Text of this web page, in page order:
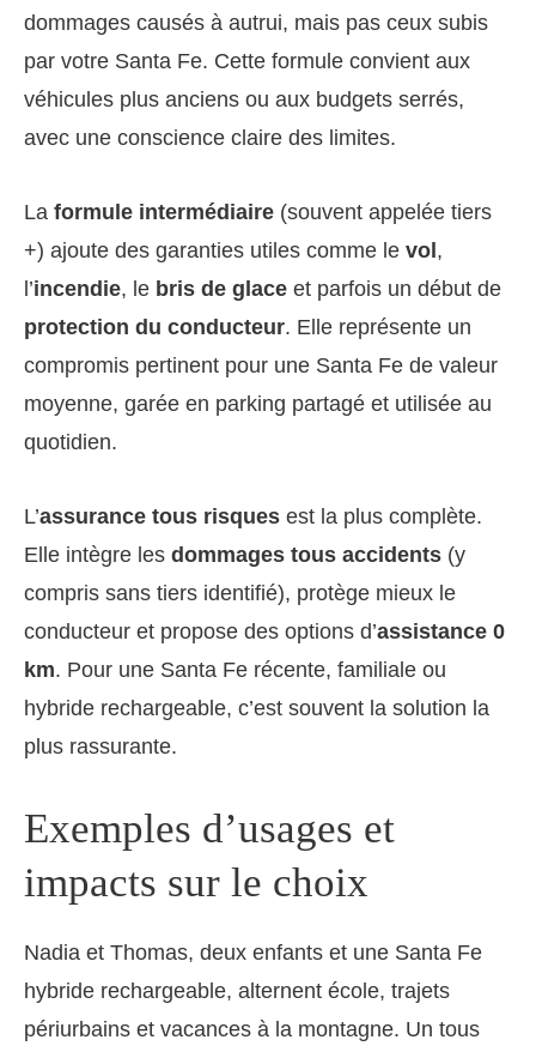
dommages causés à autrui, mais pas ceux subis
par votre Santa Fe. Cette formule convient aux
véhicules plus anciens ou aux budgets serrés,
avec une conscience claire des limites.
La formule intermédiaire (souvent appelée tiers
+) ajoute des garanties utiles comme le vol ,
l’incendie, le bris de glace et parfois un début de
protection du conducteur. Elle représente un
compromis pertinent pour une Santa Fe de valeur
moyenne, garée en parking partagé et utilisée au
quotidien.
L’assurance tous risques est la plus complète.
Elle intègre les dommages tous accidents (y
compris sans tiers identifié), protège mieux le
conducteur et propose des options d’assistance 0
km. Pour une Santa Fe récente, familiale ou
hybride rechargeable, c’est souvent la solution la
plus rassurante.
Exemples d’usages et
impacts sur le choix
Nadia et Thomas, deux enfants et une Santa Fe
hybride rechargeable, alternent école, trajets
périurbains et vacances à la montagne. Un tous